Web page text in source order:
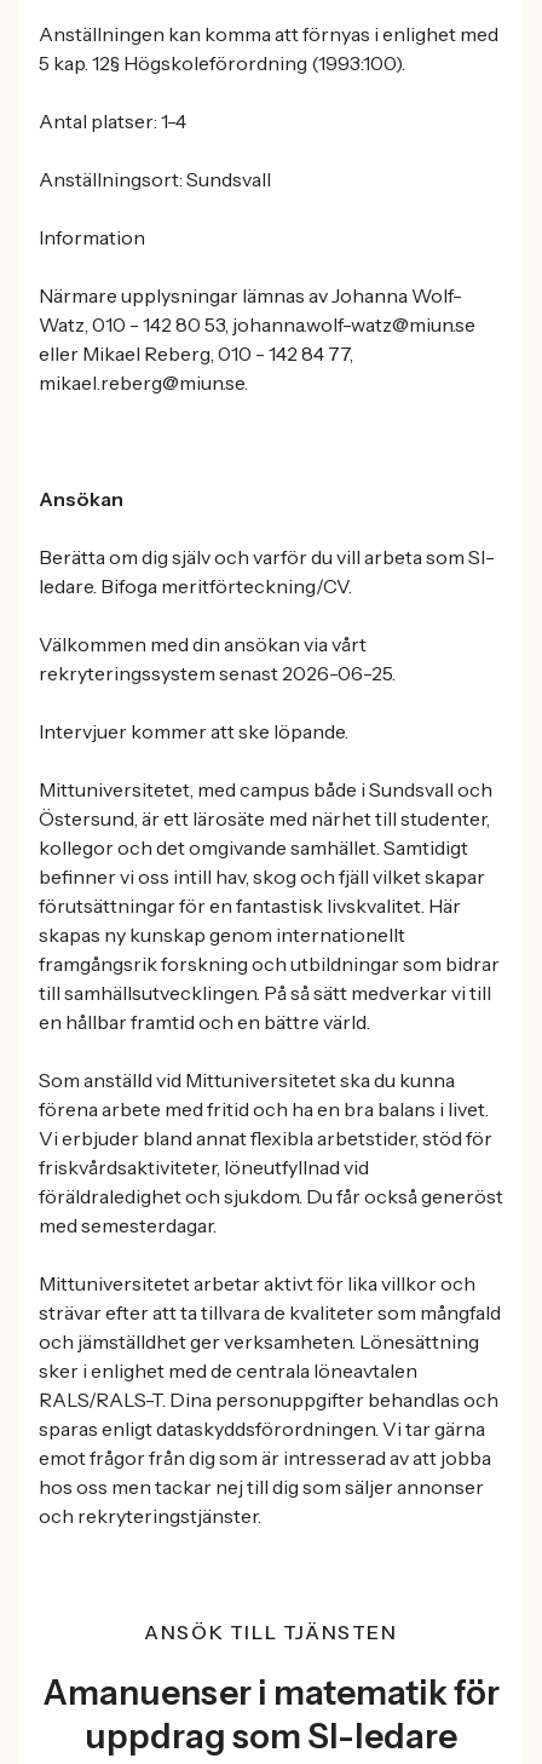
Anställningen kan komma att förnyas i enlighet med
5 kap. 12§ Högskoleförordning (1993:100).
Antal platser: 1-4
Anställningsort: Sundsvall
Information
Närmare upplysningar lämnas av Johanna Wolf-
Watz, 010 - 142 80 53, johanna.wolf-watz@miun.se
eller Mikael Reberg, 010 - 142 84 77,
mikael.reberg@miun.se.
Ansökan
Berätta om dig själv och varför du vill arbeta som SI-
ledare. Bifoga meritförteckning/CV.
Välkommen med din ansökan via vårt
rekryteringssystem senast 2026-06-25.
Intervjuer kommer att ske löpande.
Mittuniversitetet, med campus både i Sundsvall och
Östersund, är ett lärosäte med närhet till studenter,
kollegor och det omgivande samhället. Samtidigt
befinner vi oss intill hav, skog och fjäll vilket skapar
förutsättningar för en fantastisk livskvalitet. Här
skapas ny kunskap genom internationellt
framgångsrik forskning och utbildningar som bidrar
till samhällsutvecklingen. På så sätt medverkar vi till
en hållbar framtid och en bättre värld.
Som anställd vid Mittuniversitetet ska du kunna
förena arbete med fritid och ha en bra balans i livet.
Vi erbjuder bland annat flexibla arbetstider, stöd för
friskvårdsaktiviteter, löneutfyllnad vid
föräldraledighet och sjukdom. Du får också generöst
med semesterdagar.
Mittuniversitetet arbetar aktivt för lika villkor och
strävar efter att ta tillvara de kvaliteter som mångfald
och jämställdhet ger verksamheten. Lönesättning
sker i enlighet med de centrala löneavtalen
RALS/RALS-T. Dina personuppgifter behandlas och
sparas enligt dataskyddsförordningen. Vi tar gärna
emot frågor från dig som är intresserad av att jobba
hos oss men tackar nej till dig som säljer annonser
och rekryteringstjänster.
ANSÖK TILL TJÄNSTEN
Amanuenser i matematik för
uppdrag som SI-ledare